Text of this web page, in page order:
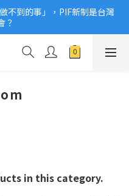
妝品身分證7月上路！消費者
念
不到的事」，PIF新制是台灣
？
妝品身分證7月上路！消費者
in this category.